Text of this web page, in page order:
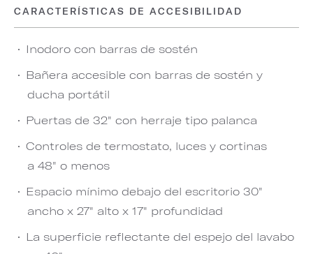
CARACTERÍSTICAS DE ACCESIBILIDAD
Inodoro con barras de sostén
Bañera accesible con barras de sostén y
ducha portátil
Puertas de 32" con herraje tipo palanca
Controles de termostato, luces y cortinas
a 48" o menos
Espacio mínimo debajo del escritorio 30"
ancho x 27" alto x 17" profundidad
La superficie reflectante del espejo del lavabo